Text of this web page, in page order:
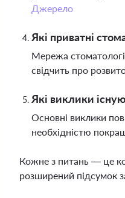
Джерело
Які приватні
Мережа
свідчить про
Які виклики
Основні виклики
необхідністю
Кожне з питань — це
розширений підсумок